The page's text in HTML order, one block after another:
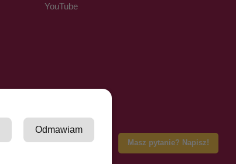
Masz pytanie? Napisz!
YouTube
Odmawiam